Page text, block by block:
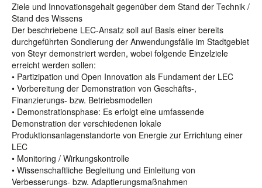
Ziele und Innovationsgehalt gegenüber dem Stand der Technik /
Stand des Wissens
Der beschriebene LEC-Ansatz soll auf Basis einer bereits
durchgeführten Sondierung der Anwendungsfälle im Stadtgebiet
von Steyr demonstriert werden, wobei folgende Einzelziele
erreicht werden sollen:
• Partizipation und Open Innovation als Fundament der LEC
• Vorbereitung der Demonstration von Geschäfts-,
Finanzierungs- bzw. Betriebsmodellen
• Demonstrationsphase: Es erfolgt eine umfassende
Demonstration der verschiedenen lokale
Produktionsanlagenstandorte von Energie zur Errichtung einer
LEC
• Monitoring / Wirkungskontrolle
• Wissenschaftliche Begleitung und Einleitung von
Verbesserungs- bzw. Adaptierungsmaßnahmen